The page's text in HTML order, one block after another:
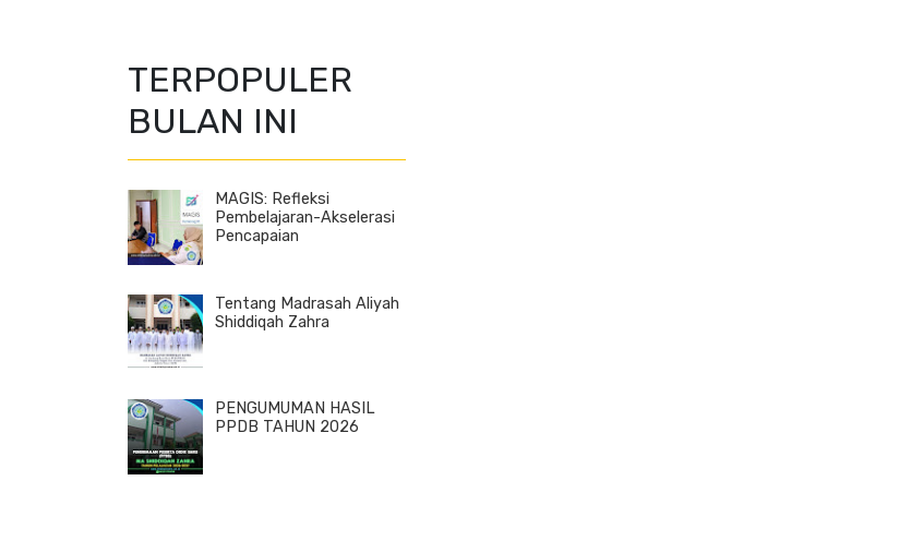
TERPOPULER
BULAN INI
MAGIS: Refleksi
Pembelajaran-Akselerasi
Pencapaian
Tentang Madrasah Aliyah
Shiddiqah Zahra
PENGUMUMAN HASIL
PPDB TAHUN 2026